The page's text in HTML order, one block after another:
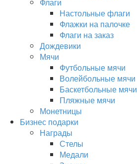
Настольные флаги
Флажки на палочке
Флаги на заказ
Дождевики
Мячи
Футбольные мячи
Волейбольные мячи
Баскетбольные мячи
Пляжные мячи
Монетницы
Бизнес подарки
Награды
Стелы
Медали